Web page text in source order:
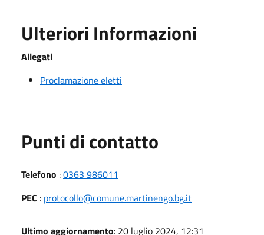
Ulteriori Informazioni
Allegati
Proclamazione eletti
Punti di contatto
Telefono :0363 986011
PEC : protocollo@comune.martinengo.bg.it
Ultimo aggiornamento: 20 luglio 2024, 12:31